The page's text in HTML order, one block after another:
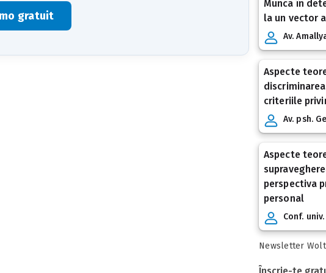
gratuit
Munca în
la un vector
Av.
Aspecte
criteriile
Av. psh.
Aspecte
perspectiva
personal
Conf.
Newsletter